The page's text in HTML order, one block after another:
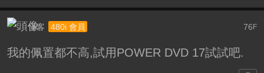
76 F
怪客 480i 會員
我的佩置都不高,試用POWER DVD 17試試吧.